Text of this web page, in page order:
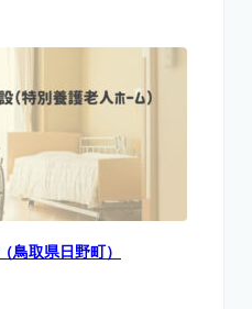
鳥取県日野町）